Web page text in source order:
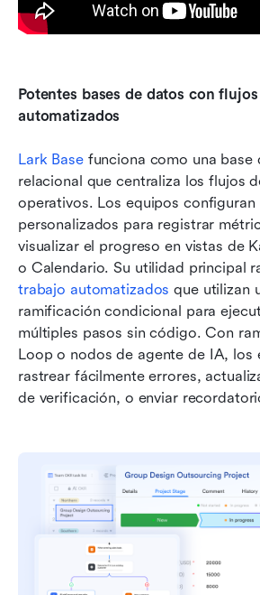
Potentes bases de datos con
automatizados
Lark Base funciona como una base
relacional que centraliza los flujos
operativos. Los equipos configuran
personalizados para registrar
visualizar el progreso en vistas de
o Calendario. Su utilidad principal
trabajo automatizados que utilizan
ramificación condicional para
múltiples pasos sin código. Con
Loop o nodos de agente de IA, los
rastrear fácilmente errores,
de verificación, o enviar